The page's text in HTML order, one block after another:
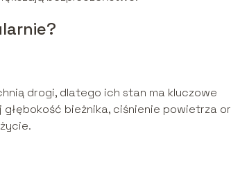
drogi, dlatego ich stan ma kluczowe
bieżnika, ciśnienie powietrza